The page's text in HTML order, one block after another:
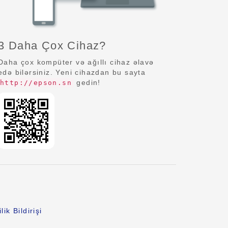
Daha Çox Cihaz?
çox kompüter və ağıllı cihaz əlavə
bilərsiniz. Yeni cihazdan bu sayta
http://epson.sn gedin!
Bildirişi